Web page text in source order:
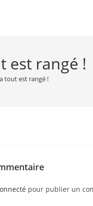
est rangé !
tout est rangé !
pour publier un